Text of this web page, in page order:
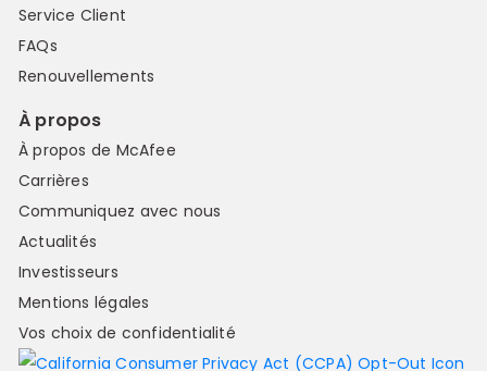
Service Client
FAQs
Renouvellements
À propos
À propos de McAfee
Carrières
Communiquez avec nous
Actualités
Investisseurs
Mentions légales
Vos choix de confidentialité